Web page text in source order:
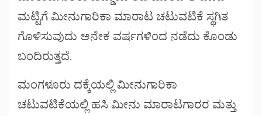
ಮಟ್ಟಿಗೆ ಮೀನುಗಾರಿಕಾ ಮಾರಾಟ ಚಟುವಟಿಕೆ ಸ್ಥಗಿತ
ಗೊಳಿಸುವುದು ಅನೇಕ ವರ್ಷಗಳಿಂದ ನಡೆದು ಕೊಂಡು
ಬಂದಿರುತ್ತದೆ.
ಮಂಗಳೂರು ದಕ್ಕೆಯಲ್ಲಿ ಮೀನುಗಾರಿಕಾ
ಚಟುವಟಿಕೆಯಲ್ಲಿ ಹಸಿ ಮೀನು ಮಾರಾಟಗಾರರ ಮತ್ತು